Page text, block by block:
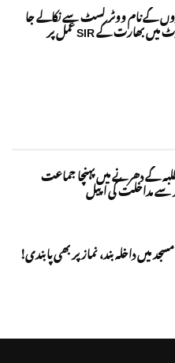
کے نام ووٹر لسٹ سے نکالے جا
رہے ہیں؟ UN کی رپورٹ میں بھارت کے SIR عمل پر
کے دھرنے میں پہنچا جماعت
سے مداخلت کی اپیل